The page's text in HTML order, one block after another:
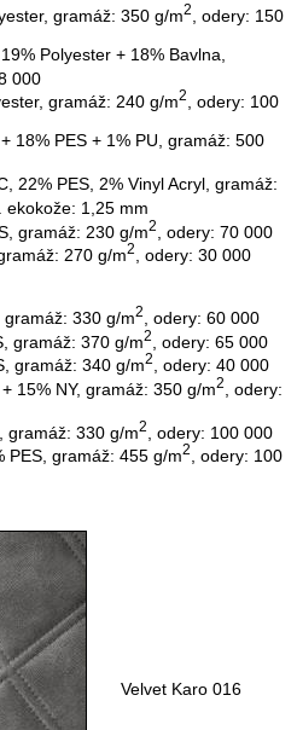
gramáž: 350 g/m2
, odery: 150
Polyester + 18% Bavlna,
000
gramáž: 240 g/m2, odery: 100
18% PES + 1% PU, gramáž: 500
22% PES, 2% Vinyl Acryl, gramáž:
ekokože: 1,25 mm
gramáž: 230 g/m2
, odery: 70 000
270 g/m2
, odery: 30 000
330 g/m2
, odery: 60 000
gramáž: 370 g/m2
, odery: 65 000
gramáž: 340 g/m2
, odery: 40 000
15% NY, gramáž: 350 g/m2
, odery:
gramáž: 330 g/m2
, odery: 100 000
PES, gramáž: 455 g/m2
, odery: 100
Velvet Karo 016